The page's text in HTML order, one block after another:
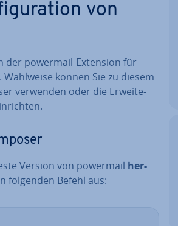
von
der powermail-Extension für
können Sie zu diesem
verwenden oder die Er­wei­te­
Version von powermail her­
folgenden Befehl aus: